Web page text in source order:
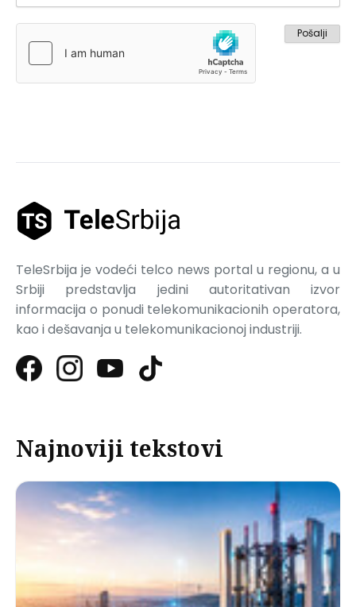
TeleSrbija je vodeći telco news portal u regionu, a u
Srbiji predstavlja jedini autoritativan izvor
informacija o ponudi telekomunikacionih operatora,
kao i dešavanja u telekomunikacionoj industriji.
Najnoviji tekstovi